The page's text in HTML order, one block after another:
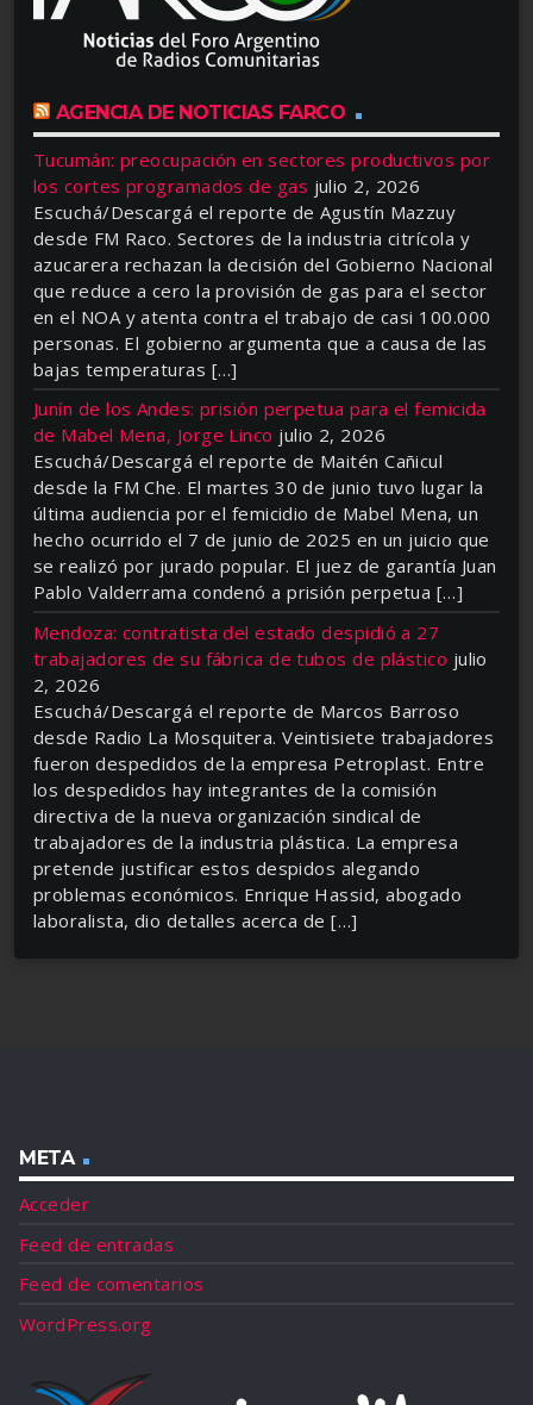
AGENCIA DE NOTICIAS FARCO
Tucumán: preocupación en sectores productivos por
los cortes programados de gas julio 2, 2026
Escuchá/Descargá el reporte de Agustín Mazzuy
desde FM Raco. Sectores de la industria citrícola y
azucarera rechazan la decisión del Gobierno Nacional
que reduce a cero la provisión de gas para el sector
en el NOA y atenta contra el trabajo de casi 100.000
personas. El gobierno argumenta que a causa de las
bajas temperaturas […]
Junín de los Andes: prisión perpetua para el femicida
de Mabel Mena, Jorge Linco julio 2, 2026
Escuchá/Descargá el reporte de Maitén Cañicul
desde la FM Che. El martes 30 de junio tuvo lugar la
última audiencia por el femicidio de Mabel Mena, un
hecho ocurrido el 7 de junio de 2025 en un juicio que
se realizó por jurado popular. El juez de garantía Juan
Pablo Valderrama condenó a prisión perpetua […]
Mendoza: contratista del estado despidió a 27
trabajadores de su fábrica de tubos de plástico julio
2, 2026
Escuchá/Descargá el reporte de Marcos Barroso
desde Radio La Mosquitera. Veintisiete trabajadores
fueron despedidos de la empresa Petroplast. Entre
los despedidos hay integrantes de la comisión
directiva de la nueva organización sindical de
trabajadores de la industria plástica. La empresa
pretende justificar estos despidos alegando
problemas económicos. Enrique Hassid, abogado
laboralista, dio detalles acerca de […]
META
Acceder
Feed de entradas
Feed de comentarios
WordPress.org